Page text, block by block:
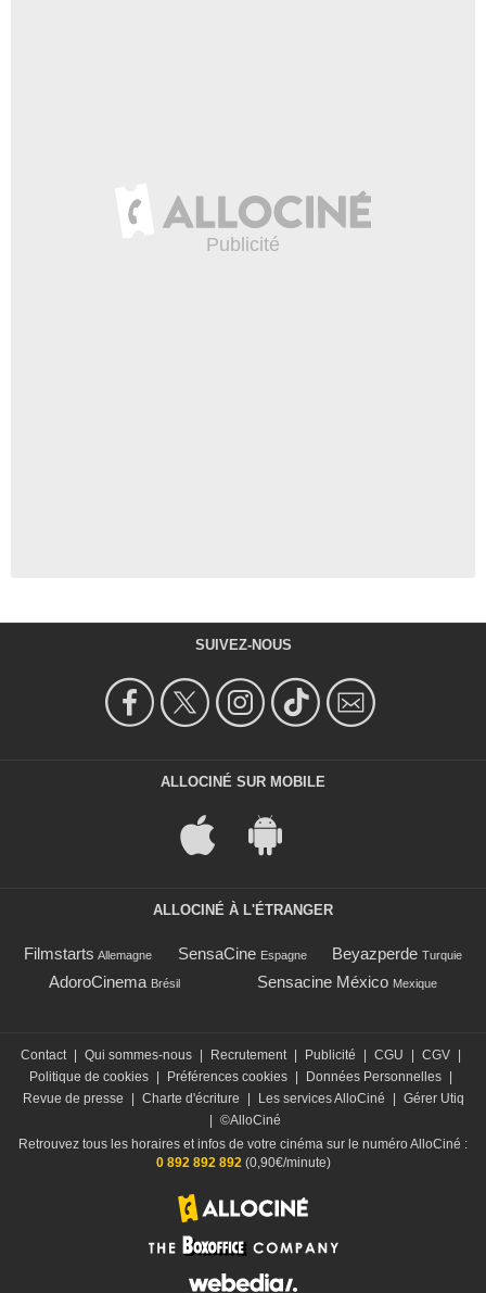
SUIVEZ-NOUS
ALLOCINÉ SUR MOBILE
ALLOCINÉ À L'ÉTRANGER
Filmstarts Allemagne SensaCine Espagne Beyazperde Turquie
AdoroCinema Brésil Sensacine México Mexique
Contact | Qui sommes-nous | Recrutement | Publicité | CGU | CGV |
Politique de cookies | Préférences cookies | Données Personnelles |
Revue de presse
| Charte d'écriture | Les services AlloCiné | Gérer Utiq
| ©AlloCiné
Retrouvez tous les horaires et infos de votre cinéma sur le numéro AlloCiné :
0 892 892 892 (0,90€/minute)